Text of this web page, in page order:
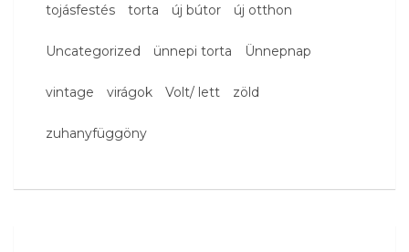
tojásfestés torta új bútor új otthon
Uncategorized ünnepi torta Ünnepnap
vintage virágok Volt/ lett zöld
zuhanyfüggöny